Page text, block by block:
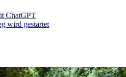
ChatGPT
wird gestartet